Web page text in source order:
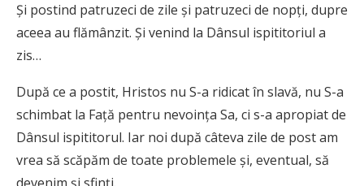
Şi postind patruzeci de zile şi patruzeci de nopţi, dupre
aceea au flămânzit. Şi venind la Dânsul ispititoriul a
zis…
După ce a postit, Hristos nu S-a ridicat în slavă, nu S-a
schimbat la Față pentru nevoința Sa, ci s-a apropiat de
Dânsul ispititorul. Iar noi după câteva zile de post am
vrea să scăpăm de toate problemele și, eventual, să